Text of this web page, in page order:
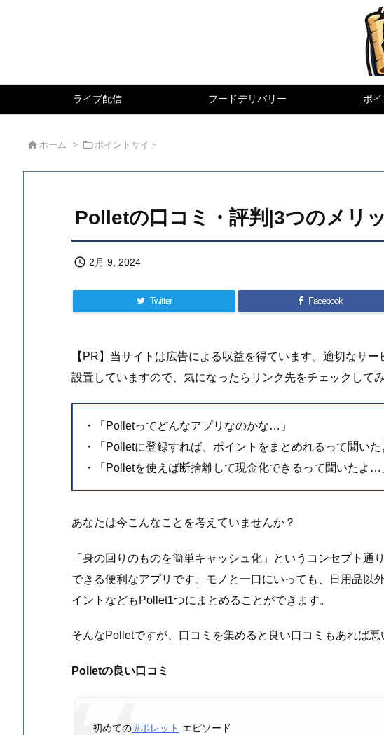
ライブ配信 フードデリバリー ポ
 ホーム > ポイントサイト
Polletの口コミ・評判|3つのメリ
 2月 9, 2024
Twitter Facebook
【PR】当サイトは広告による収益を得ています。適切なサ
設置していますので、気になったらリンク先をチェックしてみ
・「Polletってどんなアプリなのかな…」
・「Polletに登録すれば、ポイントをまとめれるって聞いた
・「Polletを使えば断捨離して現金化できるって聞いたよ…
あなたは今こんなことを考えていませんか？
「身の回りのものを簡単キャッシュ化」というコンセプト通
できる便利なアプリです。モノと一口にいっても、日用品以
イントなどもPollet1つにまとめることができます。
そんなPolletですが、口コミを集めると良い口コミもあれば悪
Polletの良い口コミ
初めての #ポレット エピソード